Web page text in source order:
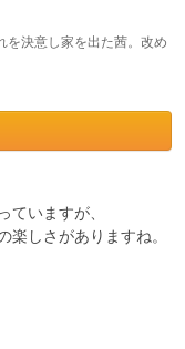
を決意し家を出た茜。改め
ていますが、
しさがありますね。